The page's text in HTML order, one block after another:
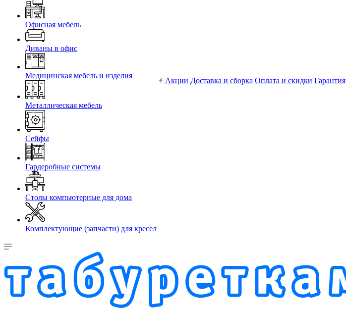
Офисная мебель
Диваны в офис
Медицинская мебель и изделия
Металлическая мебель
Сейфы
Гардеробные системы
Столы компьютерные для дома
Комплектующие (запчасти) для кресел
Акции Доставка и сборка Оплата и скидки Гарантия